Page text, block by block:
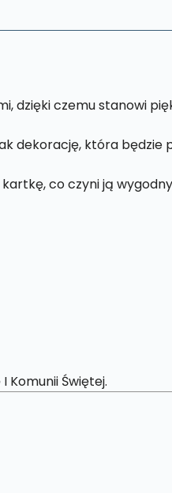
dzięki czemu stanowi
dekorację, która będzie
co czyni ją
Świętej.